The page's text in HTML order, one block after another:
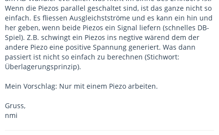
Wenn die Piezos parallel geschaltet sind, ist das ganze nicht so
einfach. Es fliessen Ausgleichstströme und es kann ein hin und
her geben, wenn beide Piezos ein Signal liefern (schnelles DB-
Spiel). Z.B. schwingt ein Piezos ins negtive wärend dem der
andere Piezo eine positive Spannung generiert. Was dann
passiert ist nicht so einfach zu berechnen (Stichwort:
Überlagerungsprinzip).
Mein Vorschlag: Nur mit einem Piezo arbeiten.
Gruss,
nmi